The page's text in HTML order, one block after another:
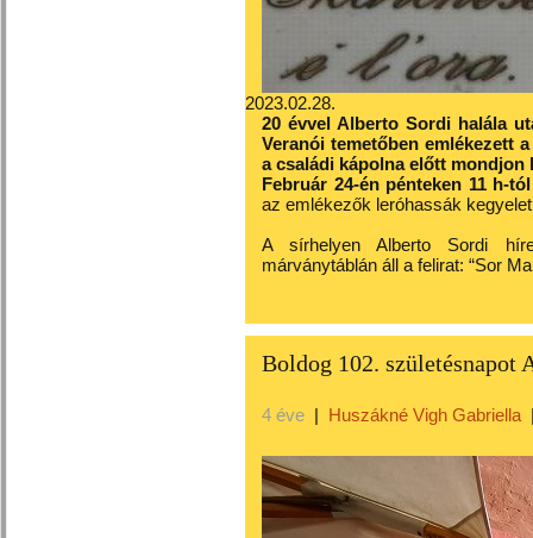
2023.02.28.
20 évvel Alberto Sordi halála
Veranói temetőben emlékezett
a családi kápolna előtt
Február 24-én pénteken 11 h-
az emlékezők leróhassák
A sírhelyen Alberto Sordi
márványtáblán áll a felirat: “Sor
Boldog 102. születésnapot
4 éve | Huszákné Vigh Gabriella